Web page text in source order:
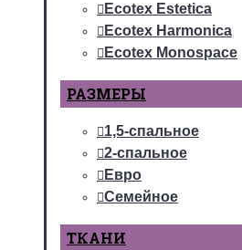
Ecotex Estetica
Ecotex Harmonica
Ecotex Monospace
РАЗМЕРЫ
1,5-спальное
2-спальное
Евро
Семейное
ТКАНИ